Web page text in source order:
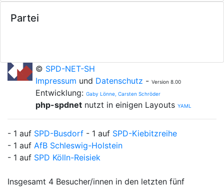
Partei
© SPD-NET-SH
Impressum und Datenschutz - Version 8.00
Entwicklung: Gaby Lönne, Carsten Schröder
php-spdnet nutzt in einigen Layouts YAML
- 1 auf SPD-Busdorf - 1 auf SPD-Kiebitzreihe
- 1 auf AfB Schleswig-Holstein
- 1 auf SPD Kölln-Reisiek
Insgesamt 4 Besucher/innen in den letzten fünf